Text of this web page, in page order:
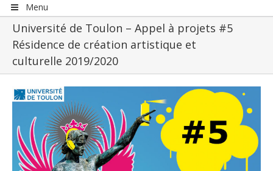
Menu
Université de Toulon – Appel à projets #5
Résidence de création artistique et
culturelle 2019/2020
View
Larger
Image